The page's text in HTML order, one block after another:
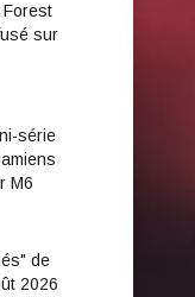
Forest
sur
série
M6
de
2026